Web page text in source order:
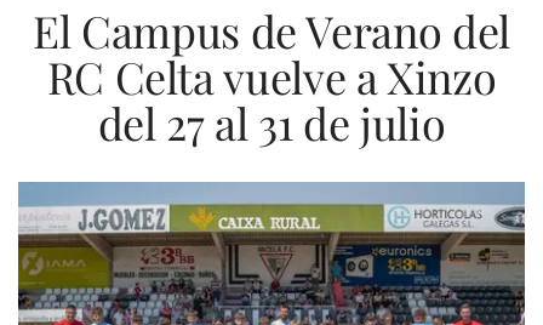
El Campus de Verano del
RC Celta vuelve a Xinzo
del 27 al 31 de julio